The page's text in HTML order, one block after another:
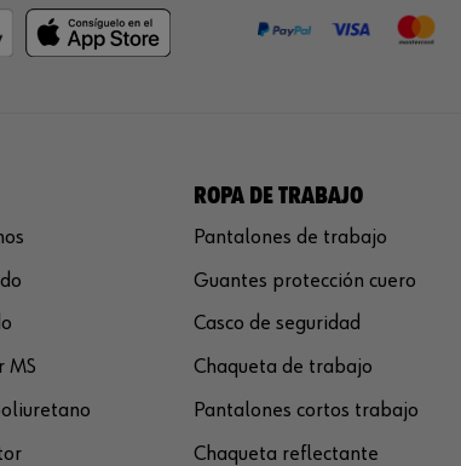
MS
ROPA DE TRABAJO
Pantalones de trabajo
Guantes protección cuero
Casco de seguridad
Chaqueta de trabajo
Pantalones cortos trabajo
Chaqueta reflectante